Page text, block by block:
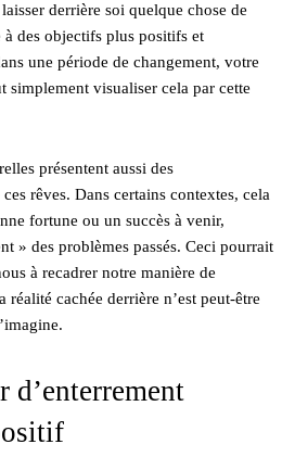
derrière soi quelque chose de
à des objectifs plus positifs et
une période de changement, votre
simplement visualiser cela par cette
présentent aussi des
rêves. Dans certains contextes, cela
fortune ou un succès à venir,
» des problèmes passés. Ceci pourrait
à recadrer notre manière de
réalité cachée derrière n’est peut-être
d’enterrement